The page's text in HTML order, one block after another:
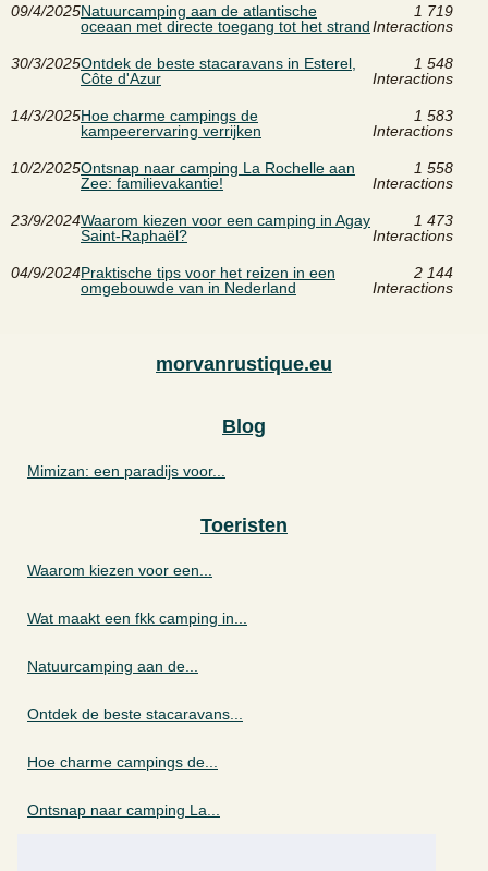
09/4/2025Natuurcamping aan de atlantische
oceaan met directe toegang tot het strand
1 719
Interactions
30/3/2025Ontdek de beste stacaravans in Esterel,
Côte d'Azur
1 548
Interactions
14/3/2025Hoe charme campings de
kampeerervaring verrijken
1 583
Interactions
10/2/2025Ontsnap naar camping La Rochelle aan
Zee: familievakantie!
1 558
Interactions
23/9/2024Waarom kiezen voor een camping in Agay
Saint-Raphaël?
1 473
Interactions
04/9/2024Praktische tips voor het reizen in een
omgebouwde van in Nederland
2 144
Interactions
morvanrustique.eu
Blog
Mimizan: een paradijs voor...
Toeristen
Waarom kiezen voor een...
Wat maakt een fkk camping in...
Natuurcamping aan de...
Ontdek de beste stacaravans...
Hoe charme campings de...
Ontsnap naar camping La...